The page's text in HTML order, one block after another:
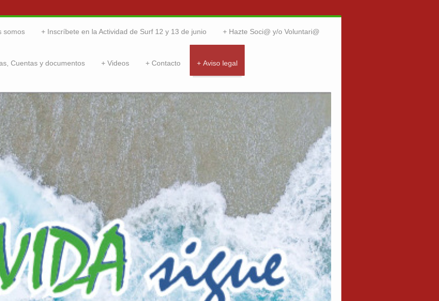
somos Inscríbete en la Actividad de Surf 12 y 13 de junio Hazte Soci@ y/o Voluntari@
Cuentas y documentos Videos Contacto Aviso legal